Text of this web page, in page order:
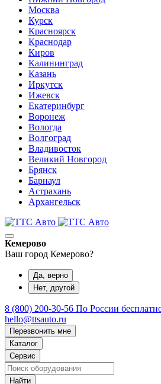
Москва
Курск
Красноярск
Краснодар
Киров
Калининград
Казань
Иркутск
Ижевск
Екатеринбург
Воронеж
Вологда
Волгоград
Владивосток
Великий Новгород
Брянск
Барнаул
Астрахань
Архангельск
Кемерово
Ваш город Кемерово?
Да, верно
Нет, другой
8 (800) 200-30-56 По России
hello@ttsauto.ru
Перезвонить мне
Каталог
Сервис